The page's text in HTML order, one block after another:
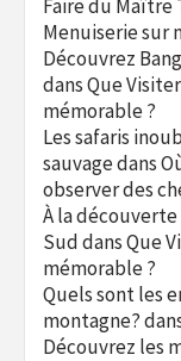
Faire du Maître
Menuiserie sur
Découvrez
dansQue
mémorable ?
Les safaris
sauvagedans
observer des
À la
SuddansQue
mémorable ?
Quels sont les
montagne?
Découvrez les